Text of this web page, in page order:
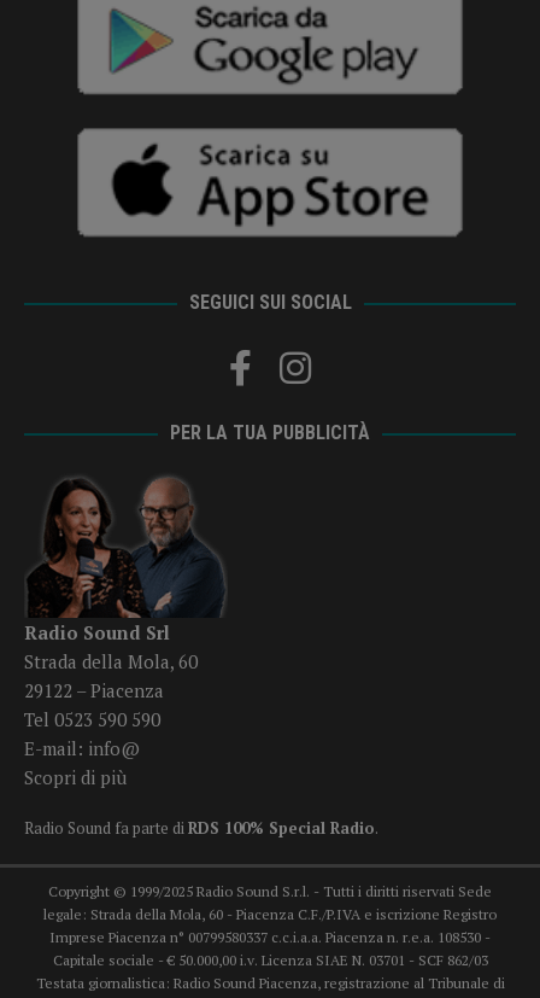
SEGUICI SUI SOCIAL
PER LA TUA PUBBLICITÀ
Radio Sound Srl
Strada della Mola, 60
29122 – Piacenza
Tel 0523 590 590
E-mail: info@
Scopri di più
Radio Sound fa parte diRDS 100% Special Radio.
Copyright © 1999/2025 Radio Sound S.r.l. - Tutti i diritti riservati Sede
legale: Strada della Mola, 60 - Piacenza C.F./P.IVA e iscrizione Registro
Imprese Piacenza n° 00799580337 c.c.i.a.a. Piacenza n. r.e.a. 108530 -
Capitale sociale - € 50.000,00 i.v. Licenza SIAE N. 03701 - SCF 862/03
Testata giornalistica: Radio Sound Piacenza, registrazione al Tribunale di